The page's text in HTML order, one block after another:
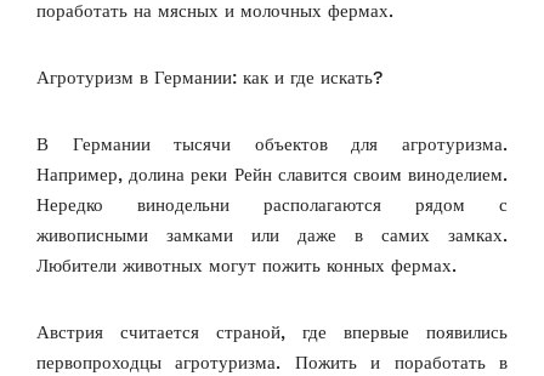
поработать на мясных и молочных фермах.
Агротуризм в Германии: как и где искать?
В Германии тысячи объектов для агротуризма.
Например, долина реки Рейн славится своим виноделием.
Нередко винодельни располагаются рядом с
живописными замками или даже в самих замках.
Любители животных могут пожить конных фермах.
Австрия считается страной, где впервые появились
первопроходцы агротуризма. Пожить и поработать в